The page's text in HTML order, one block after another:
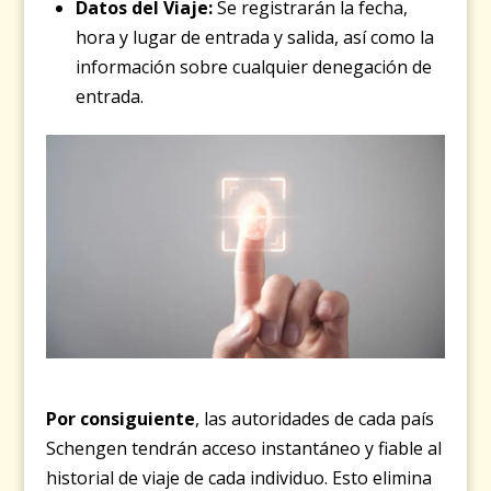
Datos del Viaje:Se registrarán la fecha,
hora y lugar de entrada y salida, así como la
información sobre cualquier denegación de
entrada.
Por consiguiente, las autoridades de cada país
Schengen tendrán acceso instantáneo y fiable al
historial de viaje de cada individuo. Esto elimina